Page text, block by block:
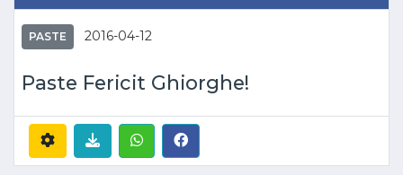
PASTE 2016-04-12
Paste Fericit Ghiorghe!